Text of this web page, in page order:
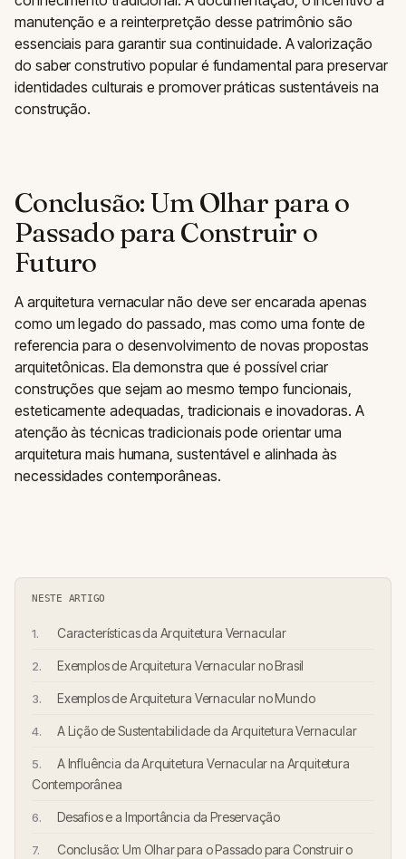
manutenção e a reinterpretção desse patrimônio são
essenciais para garantir sua continuidade. A valorização
do saber construtivo popular é fundamental para preservar
identidades culturais e promover práticas sustentáveis na
construção.
Conclusão: Um Olhar para o
Passado para Construir o
Futuro
A arquitetura vernacular não deve ser encarada apenas
como um legado do passado, mas como uma fonte de
referencia para o desenvolvimento de novas propostas
arquitetônicas. Ela demonstra que é possível criar
construções que sejam ao mesmo tempo funcionais,
esteticamente adequadas, tradicionais e inovadoras. A
atenção às técnicas tradicionais pode orientar uma
arquitetura mais humana, sustentável e alinhada às
necessidades contemporâneas.
NESTE ARTIGO
Características da Arquitetura Vernacular
Exemplos de Arquitetura Vernacular no Brasil
Exemplos de Arquitetura Vernacular no Mundo
A Lição de Sustentabilidade da Arquitetura Vernacular
A Influência da Arquitetura Vernacular na Arquitetura
Contemporânea
Desafios e a Importância da Preservação
Conclusão: Um Olhar para o Passado para Construir o